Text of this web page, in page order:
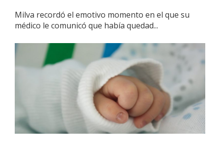
Milva recordó el emotivo momento en el que su
médico le comunicó que había quedad...